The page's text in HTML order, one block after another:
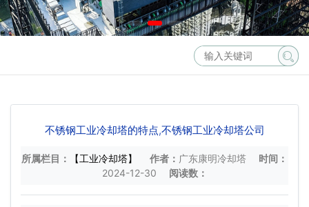
不锈钢工业冷却塔的特点,不锈钢工业冷却塔公司
所属栏目： 【工业冷却塔】 作者： 广东康明冷却塔
时间：
2024-12-30
阅读数：